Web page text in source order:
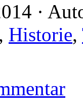
·
Historie,